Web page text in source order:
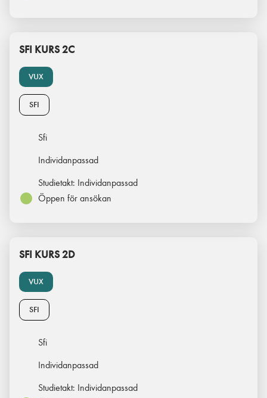
VUX
SFI KURS 2C
SFI
Sfi
Individanpassad
Studietakt: Individanpassad
Öppen för ansökan
VUX
SFI KURS 2D
SFI
Sfi
Individanpassad
Studietakt: Individanpassad